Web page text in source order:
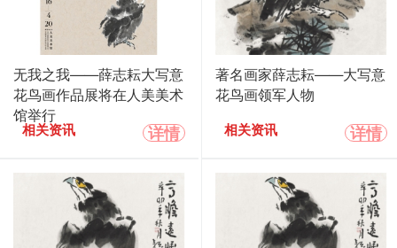
无我之我——薛志耘大写意
花鸟画作品展将在人美美术
馆举行
相关资讯 详情
著名画家薛志耘——大写意
花鸟画领军人物
相关资讯 详情